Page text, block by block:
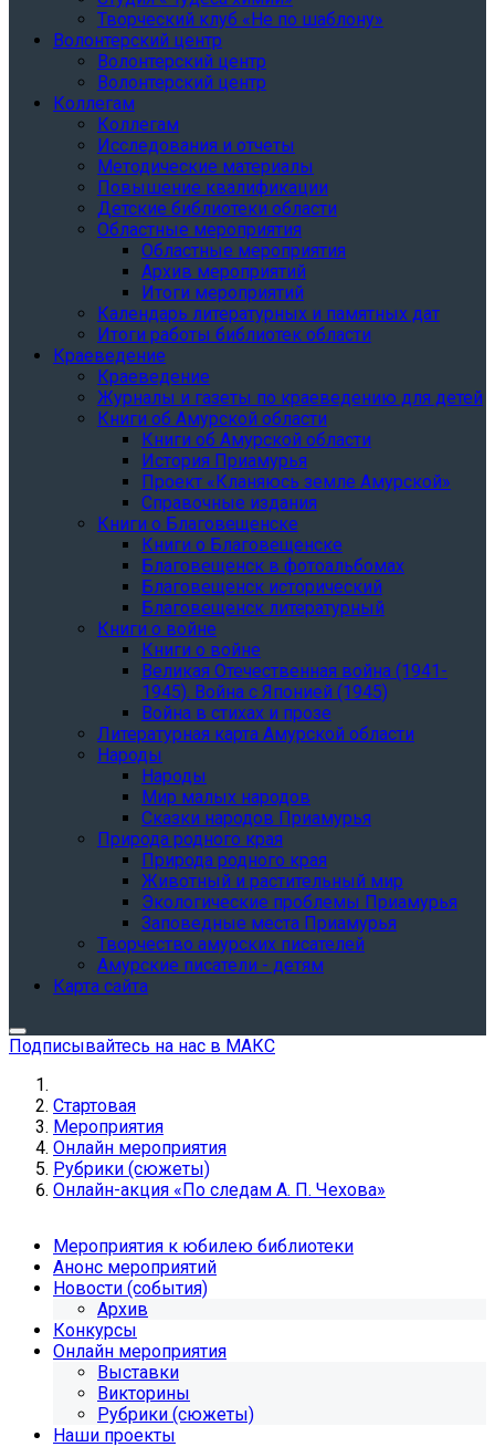
Творческий клуб «Не по шаблону»
Волонтерский центр
Волонтерский центр
Волонтерский центр
Коллегам
Коллегам
Исследования и отчеты
Методические материалы
Повышение квалификации
Детские библиотеки области
Областные мероприятия
Областные мероприятия
Архив мероприятий
Итоги мероприятий
Календарь литературных и памятных дат
Итоги работы библиотек области
Краеведение
Краеведение
Журналы и газеты по краеведению для детей
Книги об Амурской области
Книги об Амурской области
История Приамурья
Проект «Кланяюсь земле Амурской»
Справочные издания
Книги о Благовещенске
Книги о Благовещенске
Благовещенск в фотоальбомах
Благовещенск исторический
Благовещенск литературный
Книги о войне
Книги о войне
Великая Отечественная война (1941-
1945). Война с Японией (1945)
Война в стихах и прозе
Литературная карта Амурской области
Народы
Народы
Мир малых народов
Сказки народов Приамурья
Природа родного края
Природа родного края
Животный и растительный мир
Экологические проблемы Приамурья
Заповедные места Приамурья
Творчество амурских писателей
Амурские писатели - детям
Карта сайта
Подписывайтесь на нас в МАКС
Стартовая
Мероприятия
Онлайн мероприятия
Рубрики (сюжеты)
Онлайн-акция «По следам А. П. Чехова»
Мероприятия к юбилею библиотеки
Анонс мероприятий
Новости (события)
Архив
Конкурсы
Онлайн мероприятия
Выставки
Викторины
Рубрики (сюжеты)
Наши проекты